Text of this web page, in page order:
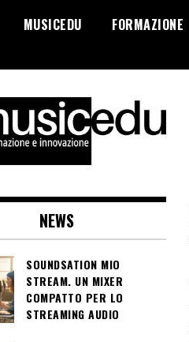
MUSICEDU FORMAZIONE
NEWS
SOUNDSATION MIO
STREAM. UN MIXER
COMPATTO PER LO
STREAMING AUDIO